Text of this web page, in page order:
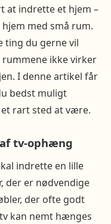
at indrette et hjem –
med små rum.
ting du gerne vil
rummene ikke virker
I denne artikel får
bedst muligt
rart sted at være.
tv-ophæng
indrette en lille
der er nødvendige
der ofte godt
kan nemt hænges